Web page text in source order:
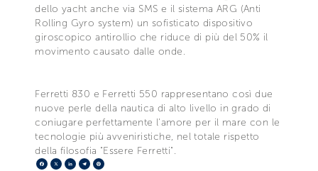
dello yacht anche via SMS e il sistema ARG (Anti
Rolling Gyro system) un sofisticato dispositivo
giroscopico antirollio che riduce di più del 50% il
movimento causato dalle onde.
Ferretti 830 e Ferretti 550 rappresentano così due
nuove perle della nautica di alto livello in grado di
coniugare perfettamente l'amore per il mare con le
tecnologie più avveniristiche, nel totale rispetto
della filosofia "Essere Ferretti".
Facebook
X LinkedIn
Telegram